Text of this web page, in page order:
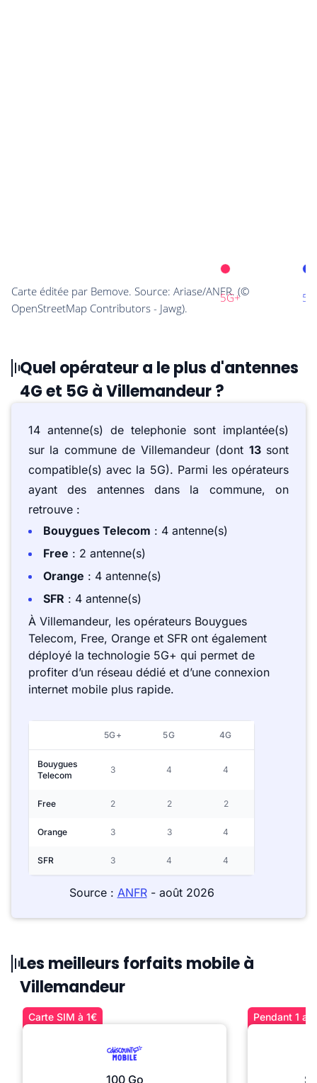
Quel opérateur a le plus d'antennes
4G et 5G à Villemandeur ?
14 antenne(s) de telephonie sont implantée(s)
sur la commune de Villemandeur (dont 13sont
compatible(s) avec la 5G). Parmi les opérateurs
ayant des antennes dans la commune, on
retrouve :
Bouygues Telecom : 4 antenne(s)
Free : 2 antenne(s)
Orange : 4 antenne(s)
SFR : 4 antenne(s)
À Villemandeur, les opérateurs Bouygues
Telecom, Free, Orange et SFR ont également
déployé la technologie 5G+ qui permet de
profiter d’un réseau dédié et d’une connexion
internet mobile plus rapide.
5G+ 5G 4G
Bouygues
Telecom
3 4 4
Free 2 2 2
Orange 3 3 4
SFR 3 4 4
Source : ANFR- août 2026
Les meilleurs forfaits mobile à
Villemandeur
Carte SIM à 1€
100 Go
Pendant 1